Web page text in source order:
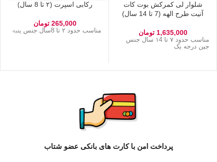
شلوار لی کمرکش بوت کات
آنیت طرح الهه (7 تا 14 سال)
1,635,000 تومان
مناسب حدود ۷ تا ۱4 سال جنس
جین درجه یک
رکابی اسپرت (۲ تا 8 سال)
265,000 تومان
مناسب حدود ۲ تا 8سال جنس پنبه
پرداخت امن با کارت های بانکی عضو شتاب